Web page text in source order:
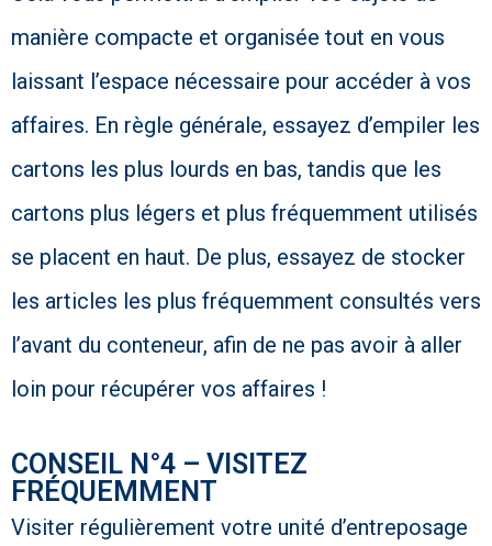
manière compacte et organisée tout en vous
laissant l’espace nécessaire pour accéder à vos
affaires. En règle générale, essayez d’empiler les
cartons les plus lourds en bas, tandis que les
cartons plus légers et plus fréquemment utilisés
se placent en haut. De plus, essayez de stocker
les articles les plus fréquemment consultés vers
l’avant du conteneur, afin de ne pas avoir à aller
loin pour récupérer vos affaires !
CONSEIL N°4 – VISITEZ
FRÉQUEMMENT
Visiter régulièrement votre unité d’entreposage